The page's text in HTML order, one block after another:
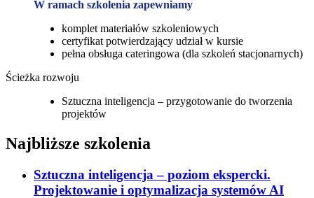
W ramach szkolenia zapewniamy
komplet materiałów szkoleniowych
certyfikat potwierdzający udział w kursie
pełna obsługa cateringowa (dla szkoleń stacjonarnych)
Ścieżka rozwoju
Sztuczna inteligencja – przygotowanie do tworzenia
projektów
Najbliższe szkolenia
Sztuczna inteligencja – poziom ekspercki.
Projektowanie i optymalizacja systemów AI